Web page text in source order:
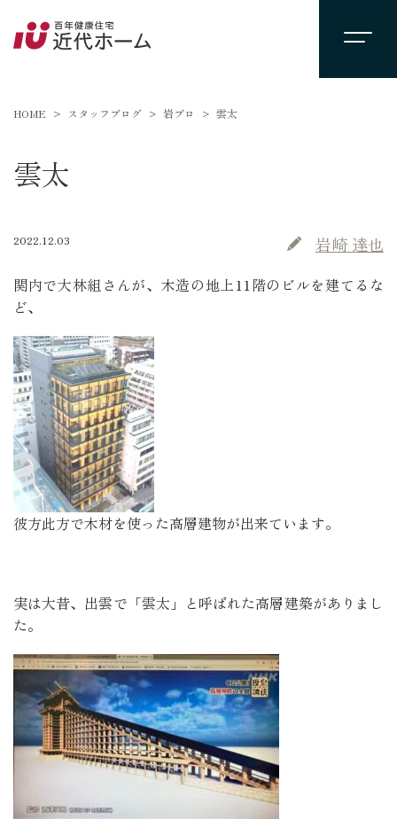
HOME スタッフブログ 岩ブロ 雲太
雲太
2022.12.03 岩崎 達也
関内で大林組さんが、木造の地上11階のビルを建てるな
ど、
彼方此方で木材を使った高層建物が出来ています。
実は大昔、出雲で「雲太」と呼ばれた高層建築がありまし
た。